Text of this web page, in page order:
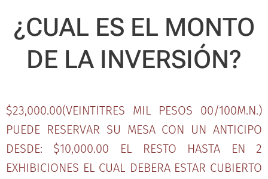
¿CUAL ES EL MONTO
DE LA INVERSIÓN?
$23,000.00(VEINTITRES MIL PESOS 00/100M.N.)
PUEDE RESERVAR SU MESA CON UN ANTICIPO
DESDE: $10,000.00 EL RESTO HASTA EN 2
EXHIBICIONES EL CUAL DEBERA ESTAR CUBIERTO